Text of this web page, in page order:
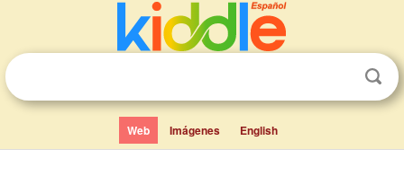
Web Imágenes English